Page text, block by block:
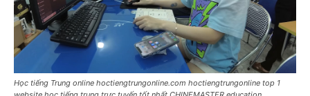
Học tiếng Trung online hoctiengtrungonline.com hoctiengtrungonline top 1